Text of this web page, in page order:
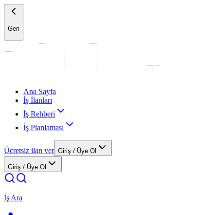
Geri
Ana Sayfa
İş İlanları
İş Rehberi
İş Planlaması
Ücretsiz ilan ver Giriş / Üye Ol
Giriş / Üye Ol
İş Ara